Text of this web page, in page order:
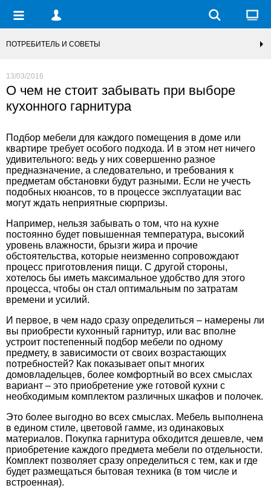
ПОТРЕБИТЕЛЬ И СОВЕТЫ
13/03/2016
О чем не стоит забывать при выборе
кухонного гарнитура
Подбор мебели для каждого помещения в доме или
квартире требует особого подхода. И в этом нет ничего
удивительного: ведь у них совершенно разное
предназначение, а следовательно, и требования к
предметам обстановки будут разными. Если не учесть
подобных нюансов, то в процессе эксплуатации вас
могут ждать неприятные сюрпризы.
Например, нельзя забывать о том, что на кухне
постоянно будет повышенная температура, высокий
уровень влажности, брызги жира и прочие
обстоятельства, которые неизменно сопровождают
процесс приготовления пищи. С другой стороны,
хотелось бы иметь максимальное удобство для этого
процесса, чтобы он стал оптимальным по затратам
времени и усилий.
И первое, в чем надо сразу определиться – намерены ли
вы приобрести кухонный гарнитур, или вас вполне
устроит постепенный подбор мебели по одному
предмету, в зависимости от своих возрастающих
потребностей? Как показывает опыт многих
домовладельцев, более комфортный во всех смыслах
вариант – это приобретение уже готовой кухни с
необходимым комплектом различных шкафов и полочек.
Это более выгодно во всех смыслах. Мебель выполнена
в едином стиле, цветовой гамме, из одинаковых
материалов. Покупка гарнитура обходится дешевле, чем
приобретение каждого предмета мебели по отдельности.
Комплект позволяет сразу определиться с тем, как и где
будет размещаться бытовая техника (в том числе и
встроенная).